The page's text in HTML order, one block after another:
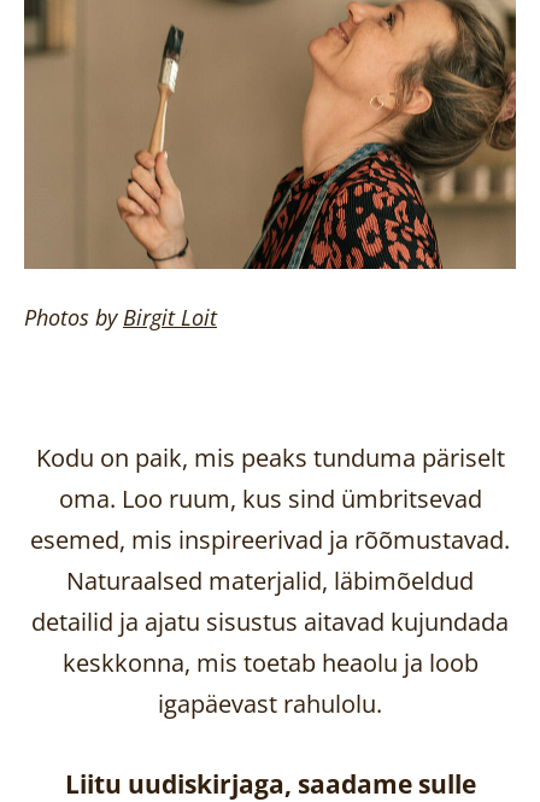
Photos byBirgitLoit
Kodu on paik, mis peaks tunduma päriselt
oma. Loo ruum, kus sind ümbritsevad
esemed, mis inspireerivad ja rõõmustavad.
Naturaalsed materjalid, läbimõeldud
detailid ja ajatu sisustus aitavad kujundada
keskkonna, mis toetab heaolu ja loob
igapäevast rahulolu.
Liitu uudiskirjaga, saadame sulle